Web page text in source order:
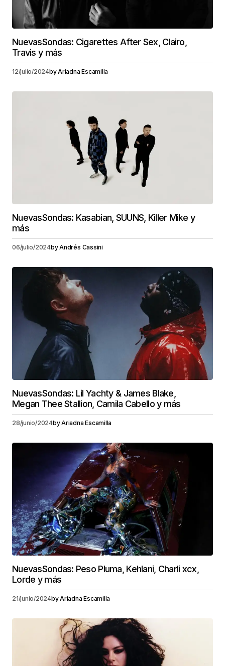
NuevasSondas: Cigarettes After Sex, Clairo,
Travis y más
12/julio/2024byAriadna Escamilla
NuevasSondas: Kasabian, SUUNS, Killer Mike y
más
06/julio/2024byAndrés Cassini
NuevasSondas: Lil Yachty & James Blake,
Megan Thee Stallion, Camila Cabello y más
28/junio/2024byAriadna Escamilla
NuevasSondas: Peso Pluma, Kehlani, Charli xcx,
Lorde y más
21/junio/2024byAriadna Escamilla